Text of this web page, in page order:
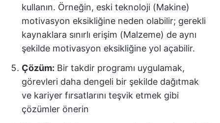
kullanın. Örneğin, eski teknoloji (Makine)
motivasyon eksikliğine neden olabilir; gerekli
kaynaklara sınırlı erişim (Malzeme) de aynı
şekilde motivasyon eksikliğine yol açabilir.
Çözüm: Bir takdir programı uygulamak,
görevleri daha dengeli bir şekilde dağıtmak
ve kariyer fırsatlarını teşvik etmek gibi
çözümler önerin